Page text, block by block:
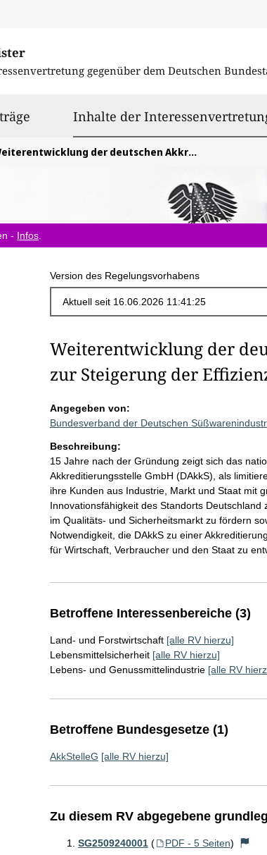
gegenüber dem Deutschen
Inhalte der
der deutschen Akkreditierungsstelle zur Steigerung der Effizienz und Effektivität
- Infos
Version des Regelungsvorhabens
Weiterentwicklung der
zur Steigerung der
Angegeben von:
Bundesverband der Deutschen
Beschreibung:
15 Jahre nach der Gründung zeigt sich das
Akkreditierungsstelle GmbH (DAkkS), als
ihre Kunden aus Industrie, Markt und Staat mit
Innovationsfähigkeit des Standorts
im Qualitäts- und Sicherheitsmarkt zu fördern
Notwendigkeit, die DAkkS zu einer
für Wirtschaft, Verbraucher und den Staat zu
Betroffene Interessenbereiche (3)
Land- und Forstwirtschaft [alle RV hierzu]
Lebensmittelsicherheit [alle RV hierzu]
Lebens- und Genussmittelindustrie [alle RV
Betroffene Bundesgesetze (1)
AkkStelleG [alle RV hierzu]
Zu diesem RV abgegebene
SG2509240001 ( PDF - 5 Seiten)